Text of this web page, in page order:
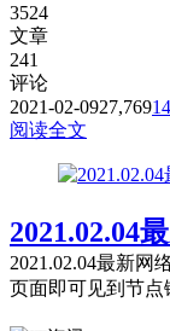
3524
文章
241
评论
2021-02-0927,769
阅读全文
2021.02.04
2021.02.04最新网
页面即可见到节点